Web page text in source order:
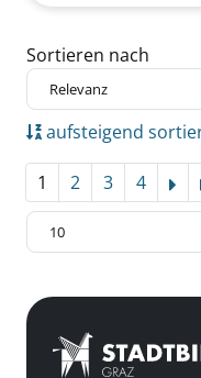
Zu den Suchfiltern
Sortieren nach
aufsteigend
1 2 3 4